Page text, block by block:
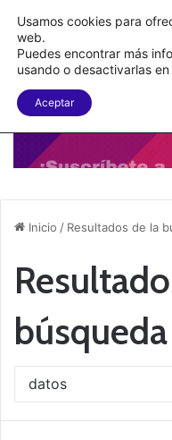
Menu
Inicio / Resultados de la
Usamos cookies para
web.
Puedes encontrar más
usando o desactivarlas en
Aceptar